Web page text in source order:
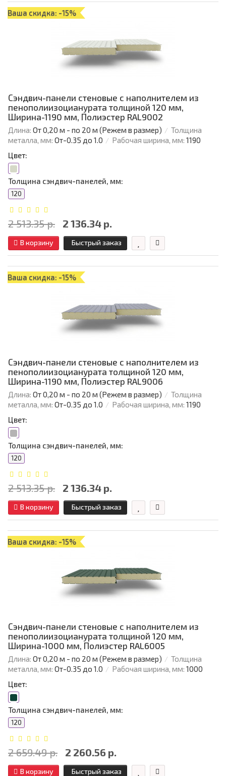
Ваша скидка: -15%
Сэндвич-панели стеновые с наполнителем из
пенополиизоцианурата толщиной 120 мм,
Ширина-1190 мм, Полиэстер RAL9002
Длина: От 0,20 м - по 20 м (Режем в размер)
Толщина
металла, мм: От-0.35 до 1.0 Рабочая ширина, мм: 1190
Цвет:
Толщина сэндвич-панелей, мм:
120
2 513.35 р. 2 136.34 р.
В корзину Быстрый заказ
Ваша скидка: -15%
Сэндвич-панели стеновые с наполнителем из
пенополиизоцианурата толщиной 120 мм,
Ширина-1190 мм, Полиэстер RAL9006
Длина: От 0,20 м - по 20 м (Режем в размер)
Толщина
металла, мм: От-0.35 до 1.0 Рабочая ширина, мм: 1190
Цвет:
Толщина сэндвич-панелей, мм:
120
2 513.35 р. 2 136.34 р.
В корзину Быстрый заказ
Ваша скидка: -15%
Сэндвич-панели стеновые с наполнителем из
пенополиизоцианурата толщиной 120 мм,
Ширина-1000 мм, Полиэстер RAL6005
Длина: От 0,20 м - по 20 м (Режем в размер)
Толщина
металла, мм: От-0.35 до 1.0 Рабочая ширина, мм: 1000
Цвет:
Толщина сэндвич-панелей, мм:
120
2 659.49 р. 2 260.56 р.
В корзину Быстрый заказ